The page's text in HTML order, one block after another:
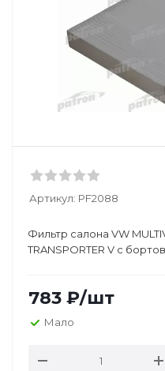
Артикул: PF2088
Фильтр салона VW
TRANSPORTER V c
783 ₽/шт
Мало